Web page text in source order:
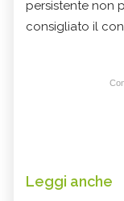
persistente non
consigliato il
Leggi anche